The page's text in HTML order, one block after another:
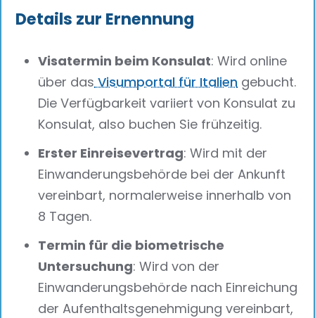
Details zur Ernennung
Visatermin beim Konsulat: Wird online
über dasVisumportal für Italien gebucht.
Die Verfügbarkeit variiert von Konsulat zu
Konsulat, also buchen Sie frühzeitig.
Erster Einreisevertrag: Wird mit der
Einwanderungsbehörde bei der Ankunft
vereinbart, normalerweise innerhalb von
8 Tagen.
Termin für die biometrische
Untersuchung: Wird von der
Einwanderungsbehörde nach Einreichung
der Aufenthaltsgenehmigung vereinbart,